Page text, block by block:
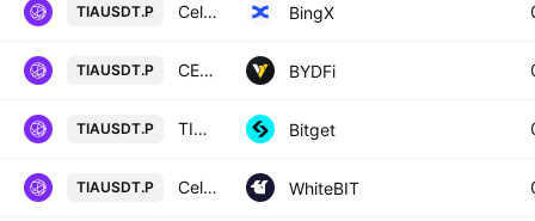
TIAUSDT.P Celestia/USD Tether Perpetual Contract BingX
TIAUSDT.P CELESTIA / USD TETHER PERPETUAL SWAP CONTRACT BYDFi
TIAUSDT.P TIAUSDTPERP PERPETUAL MIX CONTRACT Bitget
TIAUSDT.P Celestia perpetual contract WhiteBIT